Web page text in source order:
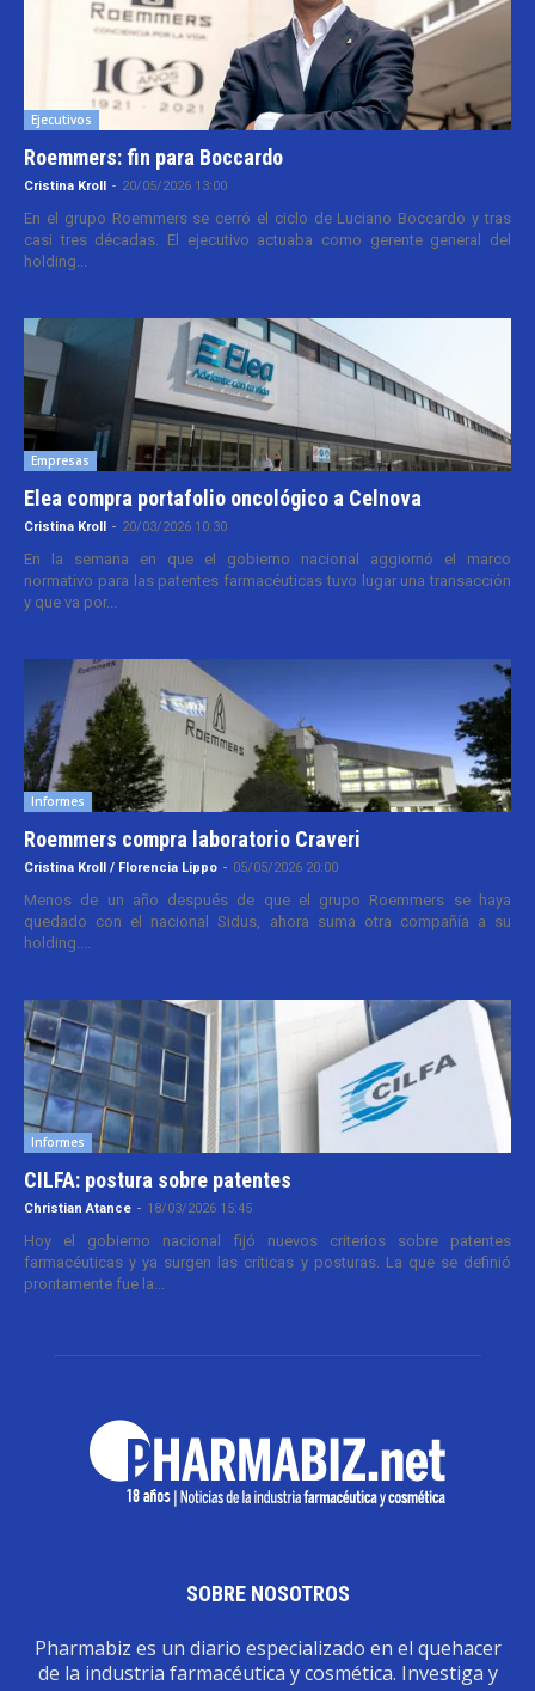
Ejecutivos
Roemmers: fin para Boccardo
Cristina Kroll - 20/05/2026 13:00
En el grupo Roemmers se cerró el ciclo de Luciano Boccardo y tras
casi tres décadas. El ejecutivo actuaba como gerente general del
holding...
Empresas
Elea compra portafolio oncológico a Celnova
Cristina Kroll - 20/03/2026 10:30
En la semana en que el gobierno nacional aggiornó el marco
normativo para las patentes farmacéuticas tuvo lugar una transacción
y que va por...
Informes
Roemmers compra laboratorio Craveri
Cristina Kroll / Florencia Lippo - 05/05/2026 20:00
Menos de un año después de que el grupo Roemmers se haya
quedado con el nacional Sidus, ahora suma otra compañía a su
holding....
Informes
CILFA: postura sobre patentes
Christian Atance - 18/03/2026 15:45
Hoy el gobierno nacional fijó nuevos criterios sobre patentes
farmacéuticas y ya surgen las críticas y posturas. La que se definió
prontamente fue la...
SOBRE NOSOTROS
Pharmabiz es un diario especializado en el quehacer
de la industria farmacéutica y cosmética. Investiga y